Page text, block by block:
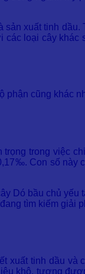
sản xuất tinh dầu.
các loại cây khác
phận cũng khác
trong việc
Con số này
Dó bầu chủ yếu
tìm kiếm giải
xuất tinh dầu và
khô, tương